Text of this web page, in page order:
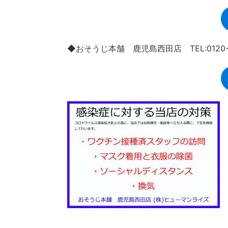
◆おそうじ本舗 鹿児島西田店